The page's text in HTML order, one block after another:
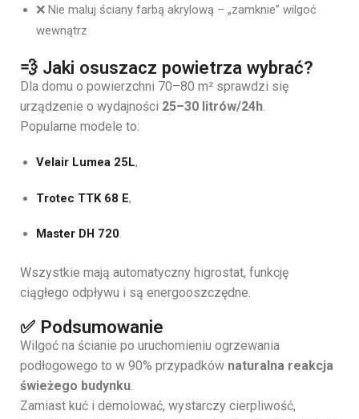
❌ Nie maluj ściany farbą akrylową – „zamknie” wilgoć
wewnątrz
💨 Jaki osuszacz powietrza wybrać?
Dla domu o powierzchni 70–80 m² sprawdzi się
urządzenie o wydajności 25–30 litrów/24h.
Popularne modele to:
Velair Lumea 25L,
Trotec TTK 68 E,
Master DH 720.
Wszystkie mają automatyczny higrostat, funkcję
ciągłego odpływu i są energooszczędne.
✅ Podsumowanie
Wilgoć na ścianie po uruchomieniu ogrzewania
podłogowego to w 90% przypadków naturalna reakcja
świeżego budynku
Zamiast kuć i demolować, wystarczy cierpliwość,